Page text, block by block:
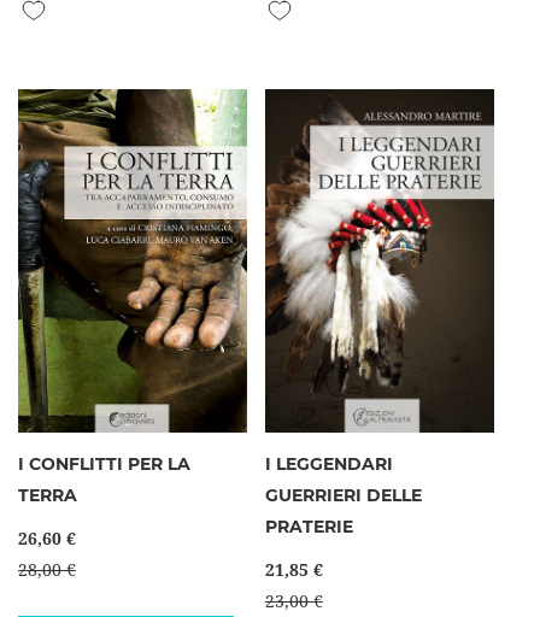
Aggiungi alla lista desideri Aggiungi alla lista desideri
I CONFLITTI PER LA
TERRA
26,60 €
28,00 €
I LEGGENDARI
GUERRIERI DELLE
PRATERIE
21,85 €
23,00 €